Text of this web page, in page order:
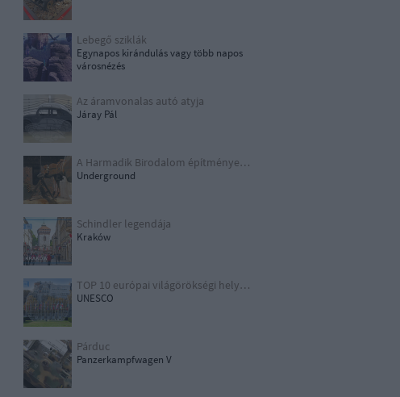
Lebegő sziklák
Egynapos kirándulás vagy több napos
városnézés
Az áramvonalas autó atyja
Járay Pál
A Harmadik Birodalom építményei X.
Underground
Schindler legendája
Kraków
TOP 10 európai világörökségi helyszín
UNESCO
Párduc
Panzerkampfwagen V